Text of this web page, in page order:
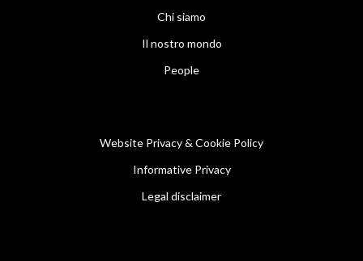
Chi siamo
Il nostro mondo
People
Website Privacy & Cookie Policy
Informative Privacy
Legal disclaimer